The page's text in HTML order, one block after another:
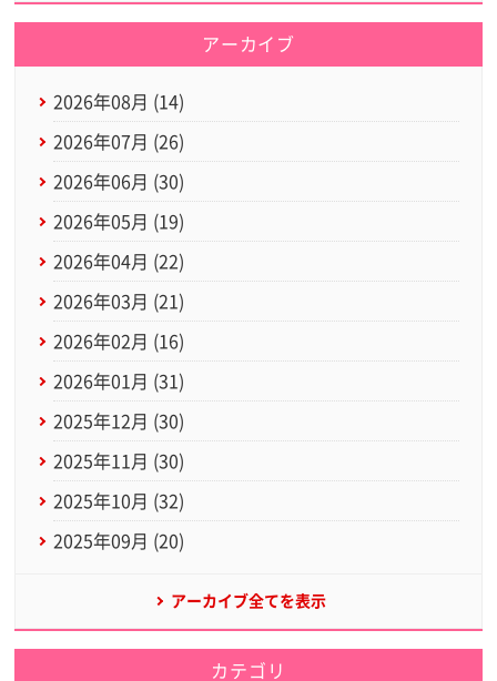
アーカイブ
2026年08月 (14)
2026年07月 (26)
2026年06月 (30)
2026年05月 (19)
2026年04月 (22)
2026年03月 (21)
2026年02月 (16)
2026年01月 (31)
2025年12月 (30)
2025年11月 (30)
2025年10月 (32)
2025年09月 (20)
アーカイブ全てを表示
カテゴリ